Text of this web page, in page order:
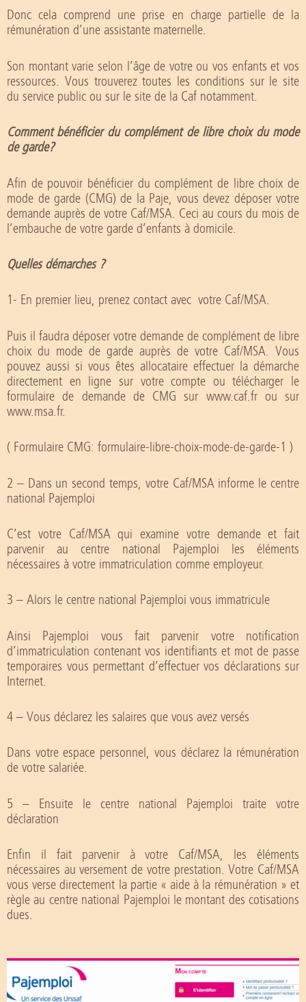
Donc cela comprend une prise en charge partielle de la
rémunération d’une assistante maternelle.
Son montant varie selon l’âge de votre ou vos enfants et vos
ressources. Vous trouverez toutes les conditions sur le site
du service public ou sur le site de la Caf notamment.
Comment bénéficier du complément de libre choix du mode
de garde?
Afin de pouvoir bénéficier du complément de libre choix de
mode de garde (CMG) de la Paje, vous devez déposer votre
demande auprès de votre Caf/MSA. Ceci au cours du mois de
l’embauche de votre garde d’enfants à domicile.
Quelles démarches ?
1- En premier lieu, prenez contact avec votre Caf/MSA.
Puis il faudra déposer votre demande de complément de libre
choix du mode de garde auprès de votre Caf/MSA. Vous
pouvez aussi si vous êtes allocataire effectuer la démarche
directement en ligne sur votre compte ou télécharger le
formulaire de demande de CMG sur www.caf.fr ou sur
www.msa.fr.
( Formulaire CMG: formulaire-libre-choix-mode-de-garde-1 )
2 – Dans un second temps, votre Caf/MSA informe le centre
national Pajemploi
C’est votre Caf/MSA qui examine votre demande et fait
parvenir au centre national Pajemploi les éléments
nécessaires à votre immatriculation comme employeur.
3 – Alors le centre national Pajemploi vous immatricule
Ainsi Pajemploi vous fait parvenir votre notification
d’immatriculation contenant vos identifiants et mot de passe
temporaires vous permettant d’effectuer vos déclarations sur
Internet.
4 – Vous déclarez les salaires que vous avez versés
Dans votre espace personnel, vous déclarez la rémunération
de votre salariée.
5 – Ensuite le centre national Pajemploi traite votre
déclaration
Enfin il fait parvenir à votre Caf/MSA, les éléments
nécessaires au versement de votre prestation. Votre Caf/MSA
vous verse directement la partie « aide à la rémunération » et
règle au centre national Pajemploi le montant des cotisations
dues.